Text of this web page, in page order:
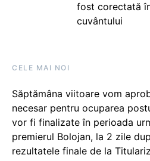
fost corectată
cuvântului
CELE MAI NOI
Săptămâna viitoare vom
necesar pentru ocuparea
vor fi finalizate în perioada
premierul Bolojan, la 2 zile
rezultatele finale de la